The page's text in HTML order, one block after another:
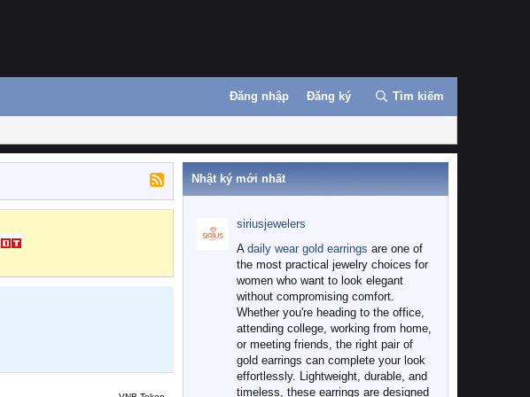
Đăng nhập Đăng ký Tìm kiếm
Nhật ký mới nhất
siriusjewelers
A daily wear gold earrings are one of
the most practical jewelry choices for
women who want to look elegant
without compromising comfort.
Whether you're heading to the office,
attending college, working from home,
or meeting friends, the right pair of
gold earrings can complete your look
effortlessly. Lightweight, durable, and
timeless, these earrings are designed